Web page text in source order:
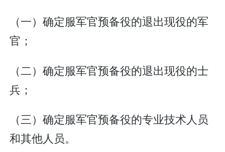
（一）确定服军官预备役的退出现役的军
官；
（二）确定服军官预备役的退出现役的士
兵；
（三）确定服军官预备役的专业技术人员
和其他人员。